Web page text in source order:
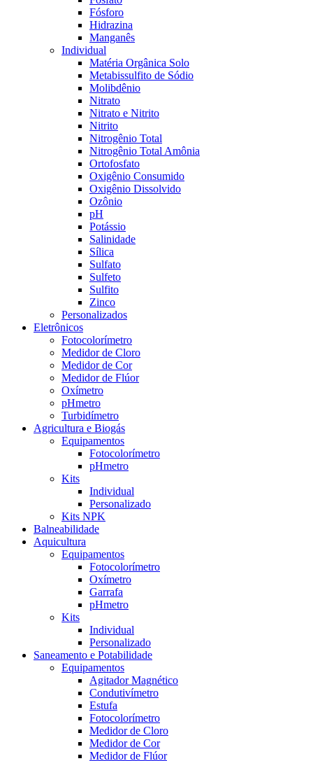
Fósforo
Hidrazina
Manganês
Individual
Matéria Orgânica Solo
Metabissulfito de Sódio
Molibdênio
Nitrato
Nitrato e Nitrito
Nitrito
Nitrogênio Total
Nitrogênio Total Amônia
Ortofosfato
Oxigênio Consumido
Oxigênio Dissolvido
Ozônio
pH
Potássio
Salinidade
Sílica
Sulfato
Sulfeto
Sulfito
Zinco
Personalizados
Eletrônicos
Fotocolorímetro
Medidor de Cloro
Medidor de Cor
Medidor de Flúor
Oxímetro
pHmetro
Turbidímetro
Agricultura e Biogás
Equipamentos
Fotocolorímetro
pHmetro
Kits
Individual
Personalizado
Kits NPK
Balneabilidade
Aquicultura
Equipamentos
Fotocolorímetro
Oxímetro
Garrafa
pHmetro
Kits
Individual
Personalizado
Saneamento e Potabilidade
Equipamentos
Agitador Magnético
Condutivímetro
Estufa
Fotocolorímetro
Medidor de Cloro
Medidor de Cor
Medidor de Flúor